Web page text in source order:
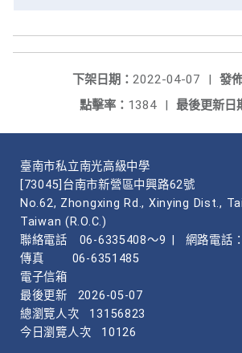
發
下架日期： 2022-04-07
|
最後更新日
點擊率： 1384 |
臺南市私立南光高級中學
[73045]台南市新營區中興路62號
No.62, Zhongxing Rd., Xinying Dist.,
Taiwan (R.O.C.)
聯絡電話
06-6335408～9
網路電話
傳真
06-6351485
電子信箱
最後更新
2026-05-07
總瀏覽人次
13156823
今日瀏覽人次
10126